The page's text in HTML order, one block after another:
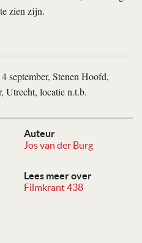
Auteur
Jos van der Burg
Lees meer over
Filmkrant 438
te zien zijn.
september, Stenen Hoofd,
Utrecht, locatie n.t.b.